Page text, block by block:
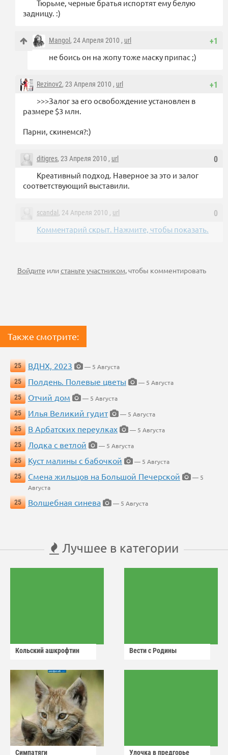
Тюрьме, черные братья испортят ему белую
задницу. :)
+1
Mangol , 24 Апреля 2010 , url
не боись он на жопу тоже маску припас ;)
+1
Rezinov2, 23 Апреля 2010 , url
>>>Залог за его освобождение установлен в
размере $3 млн.
Парни, скинемся?:)
0
ditigres, 23 Апреля 2010 , url
Креативный подход. Наверное за это и залог
соответствующий выставили.
0
scandal , 24 Апреля 2010 , url
Комментарий скрыт. Нажмите, чтобы показать.
Войдите илистаньте участником, чтобы комментировать
Также смотрите:
25 ВДНХ, 2023
— 5 Августа
25
Полдень. Полевые цветы
— 5 Августа
25
Отчий дом
— 5 Августа
25
Илья Великий гудит
— 5 Августа
25
В Арбатских переулках
— 5 Августа
25
Лодка с ветлой
— 5 Августа
25
Куст малины с бабочкой
— 5 Августа
25
Смена жильцов на Большой Печерской
— 5
Августа
25
Волшебная синева — 5 Августа
Лучшее в категории
Кольский ашкрофтин Вести с Родины
Симпатяги Улочка в предгорье